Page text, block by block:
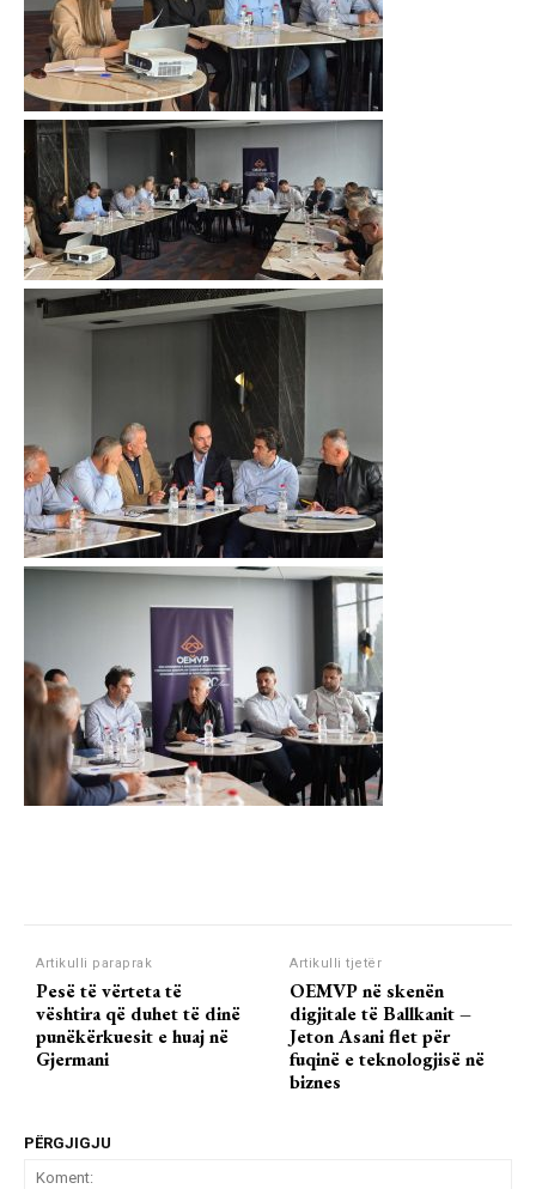
Artikulli paraprak
Pesë të vërteta të
vështira që duhet të dinë
punëkërkuesit e huaj në
Gjermani
Artikulli tjetër
OEMVP në skenën
digjitale të Ballkanit –
Jeton Asani flet për
fuqinë e teknologjisë në
biznes
PËRGJIGJU